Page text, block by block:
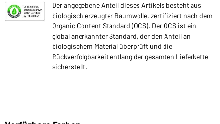
Der angegebene Anteil dieses Artikels besteht aus
biologisch erzeugter Baumwolle, zertifiziert nach dem
Organic Content Standard (OCS). Der OCS ist ein
global anerkannter Standard, der den Anteil an
biologischem Material überprüft und die
Rückverfolgbarkeit entlang der gesamten Lieferkette
sicherstellt.